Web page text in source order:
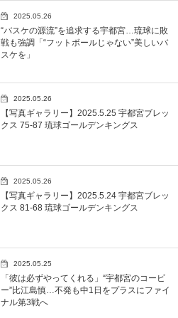
2025.05.26
“バスケの源流”を追求する宇都宮…琉球に敗
戦も強調「“フットボールじゃない”美しいバ
スケを」
2025.05.26
【写真ギャラリー】2025.5.25 宇都宮ブレッ
クス 75-87 琉球ゴールデンキングス
2025.05.26
【写真ギャラリー】2025.5.24 宇都宮ブレッ
クス 81-68 琉球ゴールデンキングス
2025.05.25
「彼は必ずやってくれる」“宇都宮のコービ
ー”比江島慎…不発も中1日をプラスにファイ
ナル第3戦へ